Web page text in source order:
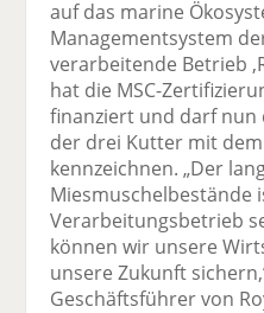
auf das marine
Managementsystem
verarbeitende Betrieb
hat die MSC-
finanziert und darf nun
der drei Kutter mit dem
kennzeichnen. „Der
Miesmuschelbestände
Verarbeitungsbetrieb
können wir unsere
unsere Zukunft
Geschäftsführer von